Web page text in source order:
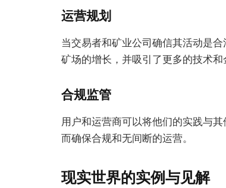
运营规划
当交易者和矿业公司确信其活动是
矿场的增长，并吸引了更多的技术和
合规监管
用户和运营商可以将他们的实践与
而确保合规和无间断的运营。
现实世界的实例与见解